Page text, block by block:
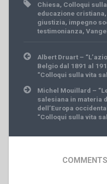
Chiesa, Colloqui
educazione cristiana,
giustizia, impegno
testimonianza,
Post
navigation
Albert Druart –
Belgio dal 1891 al
“Colloqui sulla vita
Michel Mouillard –
salesiana in materia
dell’Europa
“Colloqui sulla vita